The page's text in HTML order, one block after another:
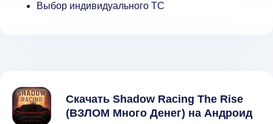
Выбор индивидуального ТС
Скачать Shadow Racing The Rise
(ВЗЛОМ Много Денег) на Андроид